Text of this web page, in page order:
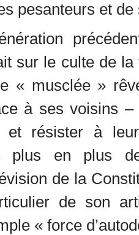
pesanteurs et
sur le culte de
« musclée »
à ses voisins
résister à
plus en plus
de la
de son
« force